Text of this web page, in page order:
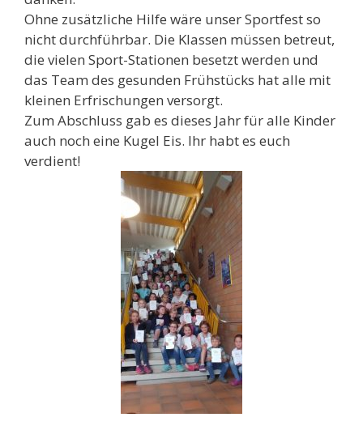
Ohne zusätzliche Hilfe wäre unser Sportfest so
nicht durchführbar. Die Klassen müssen betreut,
die vielen Sport-Stationen besetzt werden und
das Team des gesunden Frühstücks hat alle mit
kleinen Erfrischungen versorgt.
Zum Abschluss gab es dieses Jahr für alle Kinder
auch noch eine Kugel Eis. Ihr habt es euch
verdient!